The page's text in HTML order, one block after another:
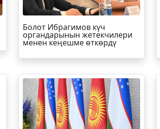
Болот Ибрагимов күч
органдарынын жетекчилери
менен кеңешме өткөрдү